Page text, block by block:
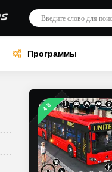
Программы
4.8